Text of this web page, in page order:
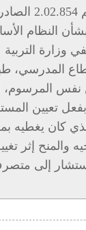
2003 بشأن النظام
وزارة التربية
المدرسي،
53 من نفس
تعيين
كان يغطيه
والمنح إثر
إلى